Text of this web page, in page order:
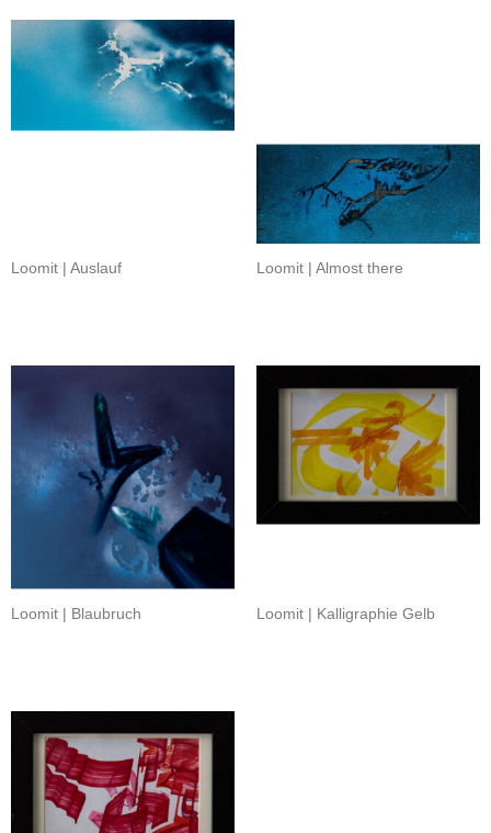
Loomit | Auslauf Loomit | Almost there
Loomit | Blaubruch Loomit | Kalligraphie Gelb